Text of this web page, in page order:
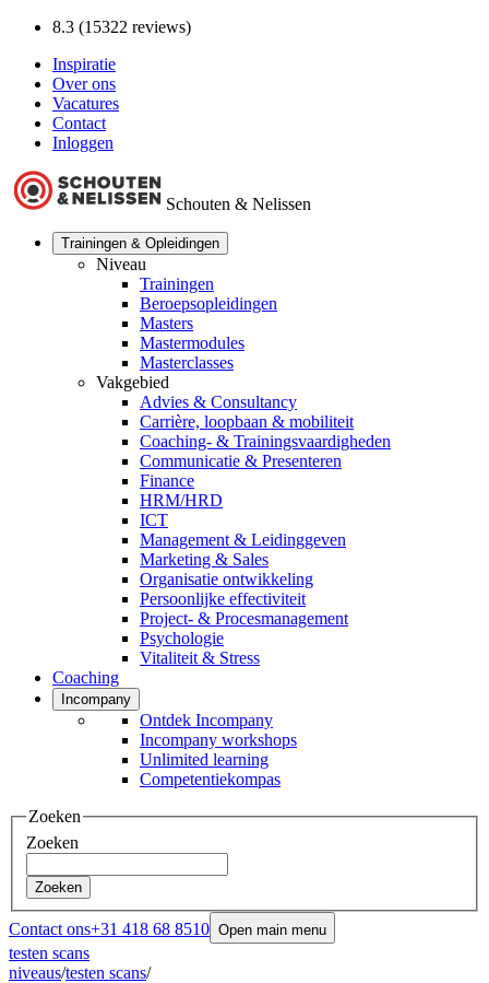
8.3 (15322 reviews)
Inspiratie
Over ons
Vacatures
Contact
Inloggen
Schouten & Nelissen
Trainingen & Opleidingen
Niveau
Trainingen
Beroepsopleidingen
Masters
Mastermodules
Masterclasses
Vakgebied
Advies & Consultancy
Carrière, loopbaan & mobiliteit
Coaching- & Trainingsvaardigheden
Communicatie & Presenteren
Finance
HRM/HRD
ICT
Management & Leidinggeven
Marketing & Sales
Organisatie ontwikkeling
Persoonlijke effectiviteit
Project- & Procesmanagement
Psychologie
Vitaliteit & Stress
Coaching
Incompany
Ontdek Incompany
Incompany workshops
Unlimited learning
Competentiekompas
Zoeken
Zoeken
Zoeken
Contact ons+31 418 68 8510 Open main menu
testen scans
niveaus/testen scans/